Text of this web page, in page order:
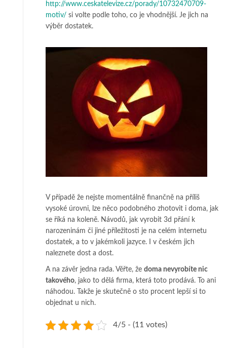
http://www.ceskatelevize.cz/porady/10732470709-
motiv/ si volte podle toho, co je vhodnější. Je jich na
výběr dostatek.
V případě že nejste momentálně finančně na příliš
vysoké úrovni, lze něco podobného zhotovit i doma, jak
se říká na koleně. Návodů, jak vyrobit 3d přání k
narozeninám či jiné příležitosti je na celém internetu
dostatek, a to v jakémkoli jazyce. I v českém jich
naleznete dost a dost.
A na závěr jedna rada. Věřte, že doma nevyrobíte nic
takového, jako to dělá firma, která toto prodává. To ani
náhodou. Takže je skutečně o sto procent lepší si to
objednat u nich.
4/5 - (11 votes)